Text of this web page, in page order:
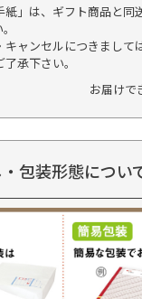
紙」は、ギフト商品と同
ャンセルにつきまして
承下さい。
お届けで
包装形態につい